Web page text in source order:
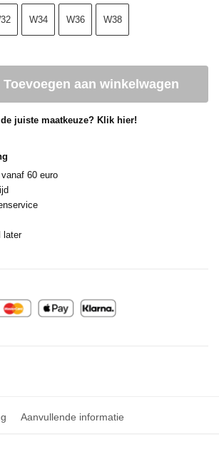
W34 W36 W38
Toevoegen aan winkelwagen
juiste maatkeuze? Klik hier!
60 euro
later
Aanvullende informatie